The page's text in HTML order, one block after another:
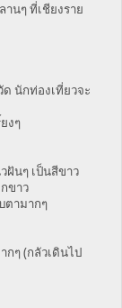
นๆ ที่เชียงราย
นักท่องเที่ยวจะ
งๆ
ฝันๆ เป็นสีขาว
ขาว
ามากๆ
กๆ (กลัวเดินไป